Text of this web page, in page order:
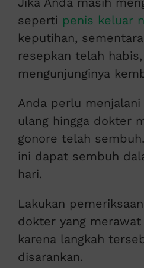
seperti penis keluar
keputihan,
resepkan telah
mengunjunginya
Anda perlu
ulang hingga dokter
gonore telah
ini dapat sembuh
hari.
Lakukan
dokter yang
karena langkah
disarankan.